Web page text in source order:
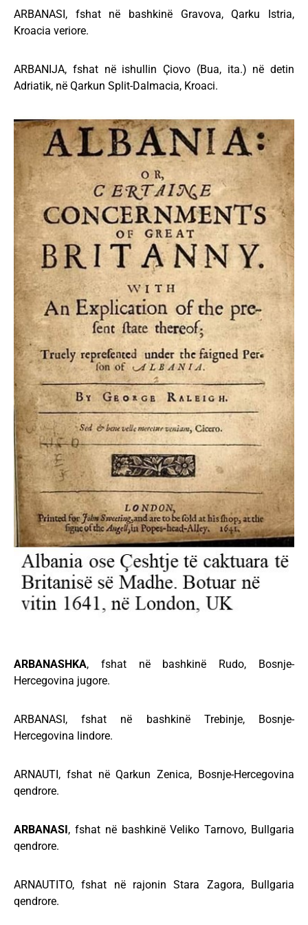
ARBANASI, fshat në bashkinë Gravova, Qarku Istria,
Kroacia veriore.
ARBANIJA, fshat në ishullin Çiovo (Bua, ita.) në detin
Adriatik, në Qarkun Split-Dalmacia, Kroaci.
ARBANASHKA, fshat në bashkinë Rudo, Bosnje-
Hercegovina jugore.
ARBANASI, fshat në bashkinë Trebinje, Bosnje-
Hercegovina lindore.
ARNAUTI, fshat në Qarkun Zenica, Bosnje-Hercegovina
qendrore.
ARBANASI, fshat në bashkinë Veliko Tarnovo, Bullgaria
qendrore.
ARNAUTITO, fshat në rajonin Stara Zagora, Bullgaria
qendrore.